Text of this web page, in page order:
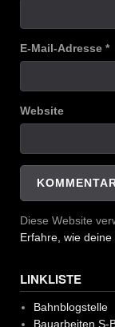
E-Mail-Adresse *
Website
Diese Website
Erfahre, wie
LINKLISTE
Bahnblogstelle
Bauarbeiten S-